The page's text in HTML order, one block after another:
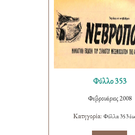
Φύλλο 353
Φεβρουάριος 2008
Κατηγορία: Φύλλα 353